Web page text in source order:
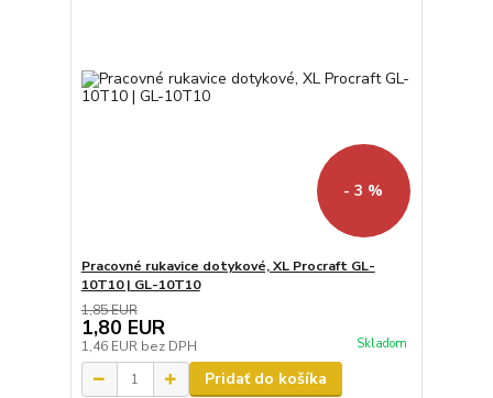
- 3 %
Pracovné rukavice dotykové, XL Procraft GL-
10T10 | GL-10T10
1,85 EUR
1,80 EUR
1,46 EUR bez DPH Skladom
Pridať do košíka